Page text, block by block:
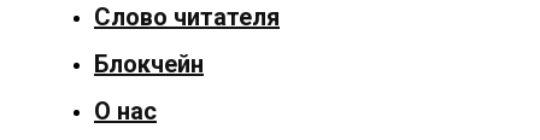
Общество
Слово читателя
Блокчейн
О нас